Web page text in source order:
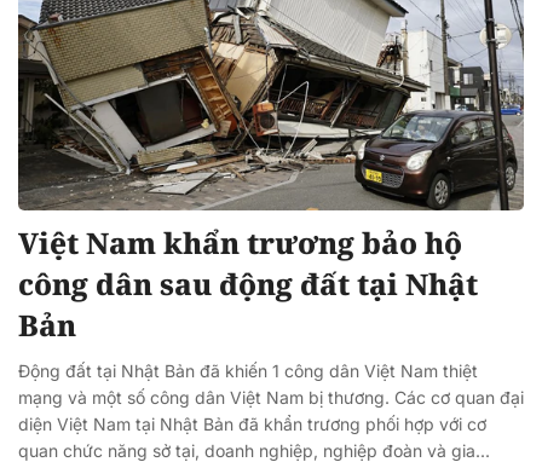
Việt Nam khẩn trương bảo hộ
công dân sau động đất tại Nhật
Bản
Động đất tại Nhật Bản đã khiến 1 công dân Việt Nam thiệt
mạng và một số công dân Việt Nam bị thương. Các cơ quan đại
diện Việt Nam tại Nhật Bản đã khẩn trương phối hợp với cơ
quan chức năng sở tại, doanh nghiệp, nghiệp đoàn và gia...